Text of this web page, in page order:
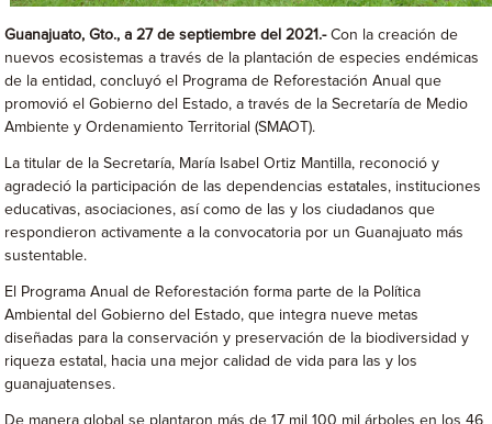
Guanajuato, Gto., a 27 de septiembre del 2021.-Con la creación de
nuevos ecosistemas a través de la plantación de especies endémicas
de la entidad, concluyó el Programa de Reforestación Anual que
promovió el Gobierno del Estado, a través de la Secretaría de Medio
Ambiente y Ordenamiento Territorial (SMAOT).
La titular de la Secretaría, María Isabel Ortiz Mantilla, reconoció y
agradeció la participación de las dependencias estatales, instituciones
educativas, asociaciones, así como de las y los ciudadanos que
respondieron activamente a la convocatoria por un Guanajuato más
sustentable.
El Programa Anual de Reforestación forma parte de la Política
Ambiental del Gobierno del Estado, que integra nueve metas
diseñadas para la conservación y preservación de la biodiversidad y
riqueza estatal, hacia una mejor calidad de vida para las y los
guanajuatenses.
De manera global se plantaron más de 17 mil 100 mil árboles en los 46